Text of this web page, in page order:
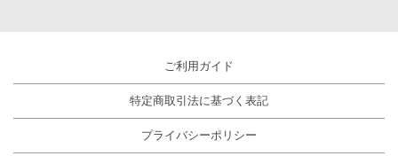
ご利用ガイド
特定商取引法に基づく表記
プライバシーポリシー